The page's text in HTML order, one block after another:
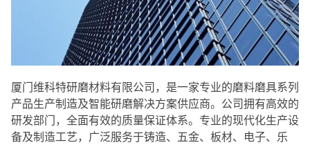
厦门维科特研磨材料有限公司，是一家专业的磨料磨具系列
产品生产制造及智能研磨解决方案供应商。公司拥有高效的
研发部门，全面有效的质量保证体系。专业的现代化生产设
备及制造工艺，广泛服务于铸造、五金、板材、电子、乐